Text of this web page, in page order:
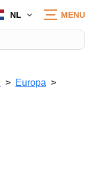
NL MENU
Europa